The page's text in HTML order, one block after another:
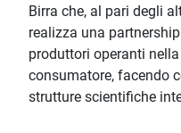
Birra che, al pari degli
realizza una
produttori operanti
consumatore, facendo
strutture scientifiche